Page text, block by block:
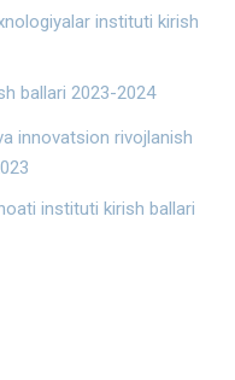
instituti kirish
ballari 2023-2024
innovatsion rivojlanish
instituti kirish ballari